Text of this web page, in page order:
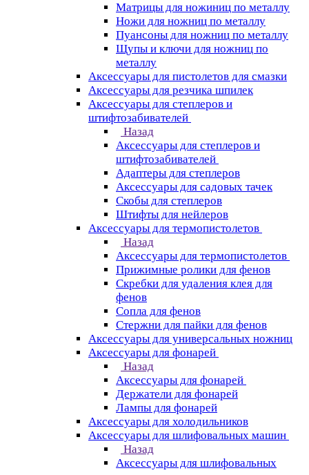
Матрицы для ножиниц по металлу
Ножи для ножниц по металлу
Пуансоны для ножниц по металлу
Щупы и ключи для ножниц по
металлу
Аксессуары для пистолетов для смазки
Аксессуары для резчика шпилек
Аксессуары для степлеров и
штифтозабивателей
Назад
Аксессуары для степлеров и
штифтозабивателей
Адаптеры для степлеров
Аксессуары для садовых тачек
Скобы для степлеров
Штифты для нейлеров
Аксессуары для термопистолетов
Назад
Аксессуары для термопистолетов
Прижимные ролики для фенов
Скребки для удаления клея для
фенов
Сопла для фенов
Стержни для пайки для фенов
Аксессуары для универсальных ножниц
Аксессуары для фонарей
Назад
Аксессуары для фонарей
Держатели для фонарей
Лампы для фонарей
Аксессуары для холодильников
Аксессуары для шлифовальных машин
Назад
Аксессуары для шлифовальных